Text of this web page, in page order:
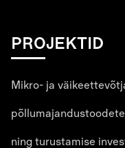
PROJEKTID
Mikro- ja
ning turustamise